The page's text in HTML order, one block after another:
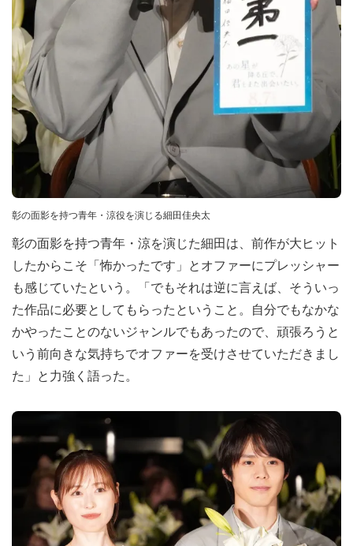
彰の面影を持つ青年・涼役を演じる細田佳央太
彰の面影を持つ青年・涼を演じた細田は、前作が大ヒット
したからこそ「怖かったです」とオファーにプレッシャー
も感じていたという。「でもそれは逆に言えば、そういっ
た作品に必要としてもらったということ。自分でもなかな
かやったことのないジャンルでもあったので、頑張ろうと
いう前向きな気持ちでオファーを受けさせていただきまし
た」と力強く語った。